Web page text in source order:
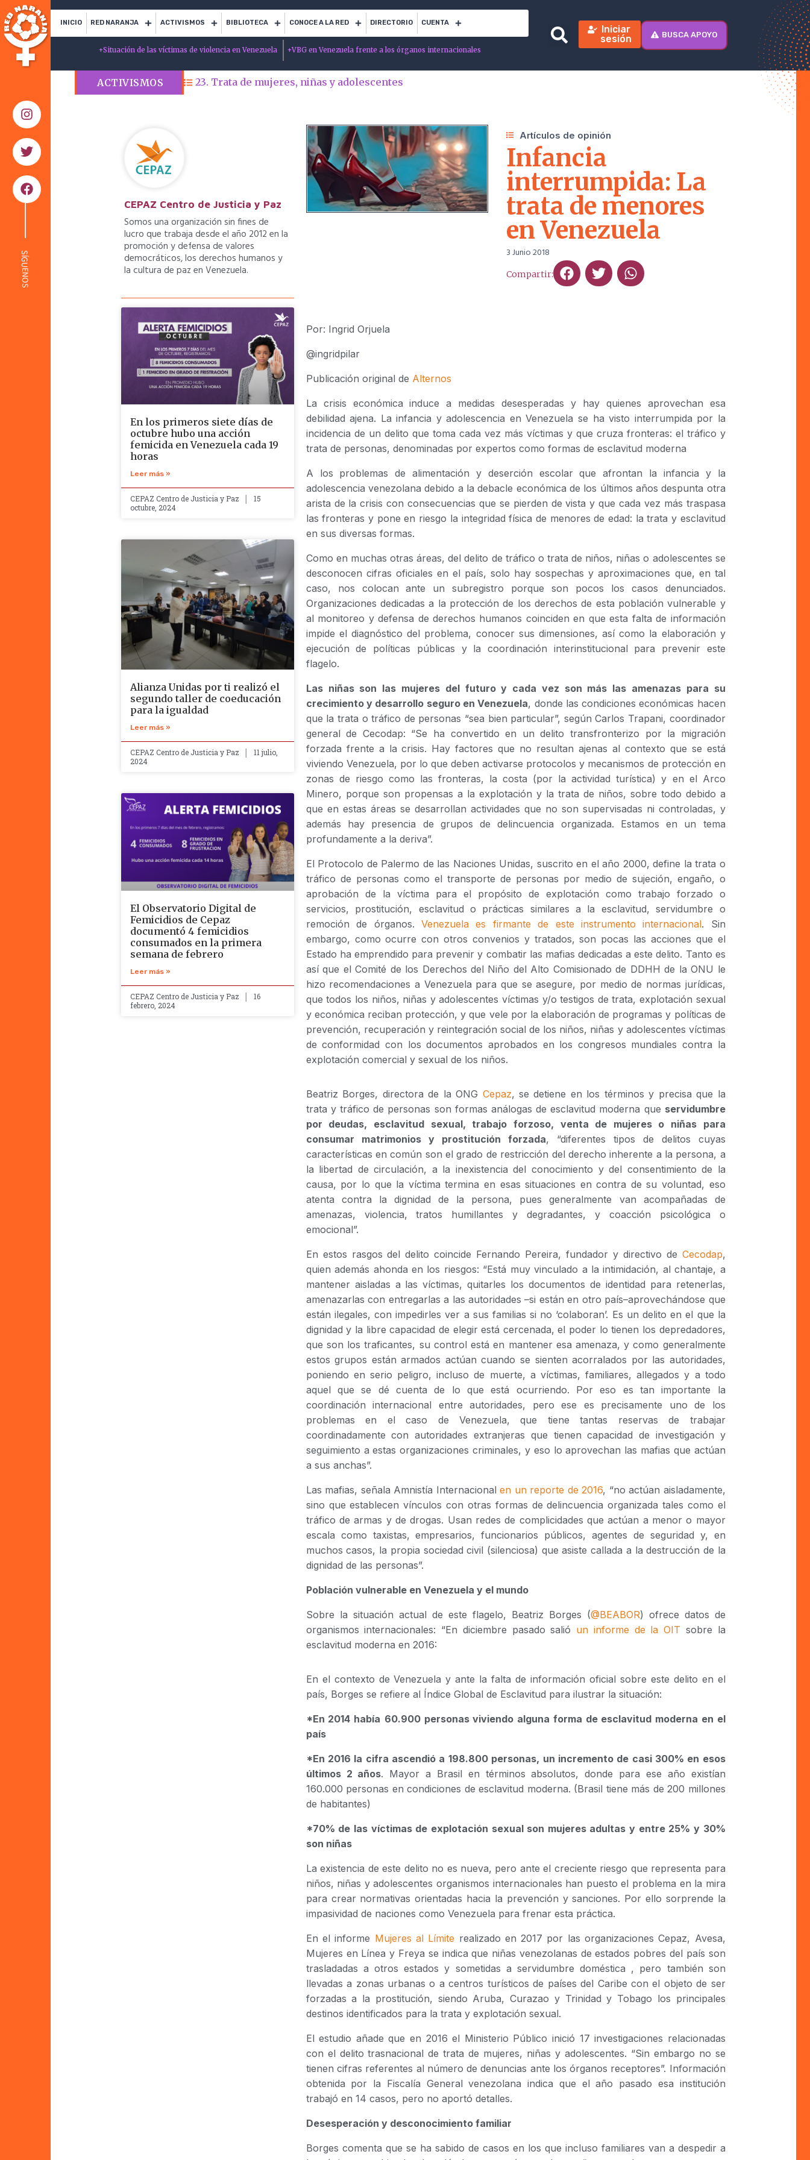
INICIO RED NARANJA ACTIVISMOS BIBLIOTECA CONOCE A LA RED DIRECTORIO CUENTA
+Situación de las víctimas de violencia en Venezuela +VBG en Venezuela frente a los órganos internacionales
Iniciar
sesión
BUSCA APOYO
SÍGUENOS
ACTIVISMOS 23. Trata de mujeres, niñas y adolescentes
CEPAZ Centro de Justicia y Paz
Somos una organización sin fines de
lucro que trabaja desde el año 2012 en la
promoción y defensa de valores
democráticos, los derechos humanos y
la cultura de paz en Venezuela.
En los primeros siete días de
octubre hubo una acción
femicida en Venezuela cada 19
horas
Leer más »
CEPAZ Centro de Justicia y Paz
15
octubre, 2024
Alianza Unidas por ti realizó el
segundo taller de coeducación
para la igualdad
Leer más »
CEPAZ Centro de Justicia y Paz
11 julio,
2024
El Observatorio Digital de
Femicidios de Cepaz
documentó 4 femicidios
consumados en la primera
semana de febrero
Leer más »
CEPAZ Centro de Justicia y Paz
16
febrero, 2024
Artículos de opinión
Infancia
interrumpida: La
trata de menores
en Venezuela
3 Junio 2018
Compartir:
Por: Ingrid Orjuela
@ingridpilar
Publicación original de Alternos
La crisis económica induce a medidas desesperadas y hay quienes aprovechan esa
debilidad ajena. La infancia y adolescencia en Venezuela se ha visto interrumpida por la
incidencia de un delito que toma cada vez más víctimas y que cruza fronteras: el tráfico y
trata de personas, denominadas por expertos como formas de esclavitud moderna
A los problemas de alimentación y deserción escolar que afrontan la infancia y la
adolescencia venezolana debido a la debacle económica de los últimos años despunta otra
arista de la crisis con consecuencias que se pierden de vista y que cada vez más traspasa
las fronteras y pone en riesgo la integridad física de menores de edad: la trata y esclavitud
en sus diversas formas.
Como en muchas otras áreas, del delito de tráfico o trata de niños, niñas o adolescentes se
desconocen cifras oficiales en el país, solo hay sospechas y aproximaciones que, en tal
caso, nos colocan ante un subregistro porque son pocos los casos denunciados.
Organizaciones dedicadas a la protección de los derechos de esta población vulnerable y
al monitoreo y defensa de derechos humanos coinciden en que esta falta de información
impide el diagnóstico del problema, conocer sus dimensiones, así como la elaboración y
ejecución de políticas públicas y la coordinación interinstitucional para prevenir este
flagelo.
Las niñas son las mujeres del futuro y cada vez son más las amenazas para su
crecimiento y desarrollo seguro en Venezuela, donde las condiciones económicas hacen
que la trata o tráfico de personas “sea bien particular”, según Carlos Trapani, coordinador
general de Cecodap: “Se ha convertido en un delito transfronterizo por la migración
forzada frente a la crisis. Hay factores que no resultan ajenas al contexto que se está
viviendo Venezuela, por lo que deben activarse protocolos y mecanismos de protección en
zonas de riesgo como las fronteras, la costa (por la actividad turística) y en el Arco
Minero, porque son propensas a la explotación y la trata de niños, sobre todo debido a
que en estas áreas se desarrollan actividades que no son supervisadas ni controladas, y
además hay presencia de grupos de delincuencia organizada. Estamos en un tema
profundamente a la deriva”.
El Protocolo de Palermo de las Naciones Unidas, suscrito en el año 2000, define la trata o
tráfico de personas como el transporte de personas por medio de sujeción, engaño, o
aprobación de la víctima para el propósito de explotación como trabajo forzado o
servicios, prostitución, esclavitud o prácticas similares a la esclavitud, servidumbre o
remoción de órganos. Venezuela es firmante de este instrumento internacional. Sin
embargo, como ocurre con otros convenios y tratados, son pocas las acciones que el
Estado ha emprendido para prevenir y combatir las mafias dedicadas a este delito. Tanto es
así que el Comité de los Derechos del Niño del Alto Comisionado de DDHH de la ONU le
hizo recomendaciones a Venezuela para que se asegure, por medio de normas jurídicas,
que todos los niños, niñas y adolescentes víctimas y/o testigos de trata, explotación sexual
y económica reciban protección, y que vele por la elaboración de programas y políticas de
prevención, recuperación y reintegración social de los niños, niñas y adolescentes víctimas
de conformidad con los documentos aprobados en los congresos mundiales contra la
explotación comercial y sexual de los niños.
Beatriz Borges, directora de la ONG Cepaz, se detiene en los términos y precisa que la
trata y tráfico de personas son formas análogas de esclavitud moderna que servidumbre
por deudas, esclavitud sexual, trabajo forzoso, venta de mujeres o niñas para
consumar matrimonios y prostitución forzada, “diferentes tipos de delitos cuyas
características en común son el grado de restricción del derecho inherente a la persona, a
la libertad de circulación, a la inexistencia del conocimiento y del consentimiento de la
causa, por lo que la víctima termina en esas situaciones en contra de su voluntad, eso
atenta contra la dignidad de la persona, pues generalmente van acompañadas de
amenazas, violencia, tratos humillantes y degradantes, y coacción psicológica o
emocional”.
En estos rasgos del delito coincide Fernando Pereira, fundador y directivo de Cecodap,
quien además ahonda en los riesgos: “Está muy vinculado a la intimidación, al chantaje, a
mantener aisladas a las víctimas, quitarles los documentos de identidad para retenerlas,
amenazarlas con entregarlas a las autoridades –si están en otro país–aprovechándose que
están ilegales, con impedirles ver a sus familias si no ‘colaboran’. Es un delito en el que la
dignidad y la libre capacidad de elegir está cercenada, el poder lo tienen los depredadores,
que son los traficantes, su control está en mantener esa amenaza, y como generalmente
estos grupos están armados actúan cuando se sienten acorralados por las autoridades,
poniendo en serio peligro, incluso de muerte, a víctimas, familiares, allegados y a todo
aquel que se dé cuenta de lo que está ocurriendo. Por eso es tan importante la
coordinación internacional entre autoridades, pero ese es precisamente uno de los
problemas en el caso de Venezuela, que tiene tantas reservas de trabajar
coordinadamente con autoridades extranjeras que tienen capacidad de investigación y
seguimiento a estas organizaciones criminales, y eso lo aprovechan las mafias que actúan
a sus anchas”.
Las mafias, señala Amnistía Internacionalen un reporte de 2016, “no actúan aisladamente,
sino que establecen vínculos con otras formas de delincuencia organizada tales como el
tráfico de armas y de drogas. Usan redes de complicidades que actúan a menor o mayor
escala como taxistas, empresarios, funcionarios públicos, agentes de seguridad y, en
muchos casos, la propia sociedad civil (silenciosa) que asiste callada a la destrucción de la
dignidad de las personas”.
Población vulnerable en Venezuela y el mundo
Sobre la situación actual de este flagelo, Beatriz Borges (@BEABOR) ofrece datos de
organismos internacionales: “En diciembre pasado salió un informe de la OIT sobre la
esclavitud moderna en 2016:
En el contexto de Venezuela y ante la falta de información oficial sobre este delito en el
país, Borges se refiere al Índice Global de Esclavitud para ilustrar la situación:
*En 2014 había 60.900 personas viviendo alguna forma de esclavitud moderna en el
país
*En 2016 la cifra ascendió a 198.800 personas, un incremento de casi 300% en esos
últimos 2 años. Mayor a Brasil en términos absolutos, donde para ese año existían
160.000 personas en condiciones de esclavitud moderna. (Brasil tiene más de 200 millones
de habitantes)
*70% de las víctimas de explotación sexual son mujeres adultas y entre 25% y 30%
son niñas
La existencia de este delito no es nueva, pero ante el creciente riesgo que representa para
niños, niñas y adolescentes organismos internacionales han puesto el problema en la mira
para crear normativas orientadas hacia la prevención y sanciones. Por ello sorprende la
impasividad de naciones como Venezuela para frenar esta práctica.
En el informe Mujeres al Límite realizado en 2017 por las organizaciones Cepaz, Avesa,
Mujeres en Línea y Freya se indica que niñas venezolanas de estados pobres del país son
trasladadas a otros estados y sometidas a servidumbre doméstica , pero también son
llevadas a zonas urbanas o a centros turísticos de países del Caribe con el objeto de ser
forzadas a la prostitución, siendo Aruba, Curazao y Trinidad y Tobago los principales
destinos identificados para la trata y explotación sexual.
El estudio añade que en 2016 el Ministerio Público inició 17 investigaciones relacionadas
con el delito trasnacional de trata de mujeres, niñas y adolescentes. “Sin embargo no se
tienen cifras referentes al número de denuncias ante los órganos receptores”. Información
obtenida por la Fiscalía General venezolana indica que el año pasado esa institución
trabajó en 14 casos, pero no aportó detalles.
Desesperación y desconocimiento familiar
Borges comenta que se ha sabido de casos en los que incluso familiares van a despedir a